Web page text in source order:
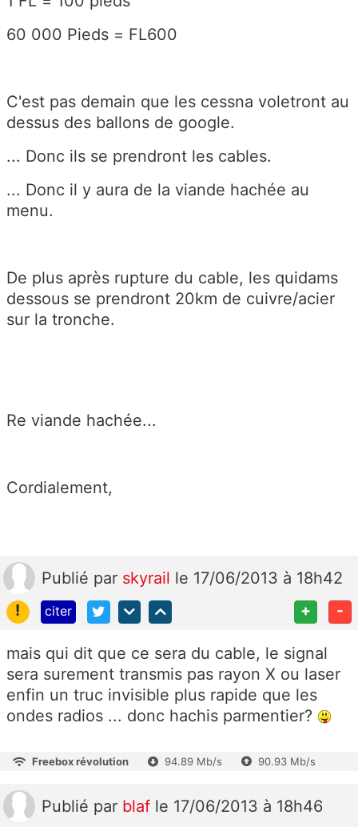
60 000 Pieds = FL600
C'est pas demain que les cessna voletront au
dessus des ballons de google.
... Donc ils se prendront les cables.
... Donc il y aura de la viande hachée au
menu.
De plus après rupture du cable, les quidams
dessous se prendront 20km de cuivre/acier
sur la tronche.
Re viande hachée...
Cordialement,
Publié par skyrail le 17/06/2013 à 18h42
!
citer + -
mais qui dit que ce sera du cable, le signal
sera surement transmis pas rayon X ou laser
enfin un truc invisible plus rapide que les
ondes radios ... donc hachis parmentier?
Freebox révolution 94.89 Mb/s 90.93 Mb/s
Publié par blaf le 17/06/2013 à 18h46